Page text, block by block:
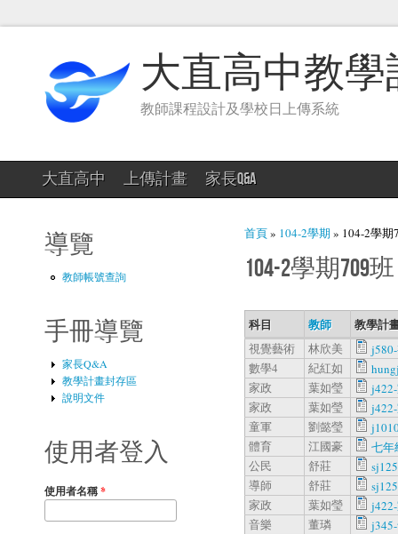
大直高中教
教師課程設計及學校日上傳系統
大直高中 上傳計畫 家長Q&A
導覽
教師帳號查詢
手冊導覽
家長Q&A
教學計畫封存區
說明文件
使用者登入
使用者名稱*
您在這裡
首頁» 104-2學期 » 104-2學期
104-2學期709班
科目 教師 教學計
視覺藝術 林欣美
數學4
紀紅如
家政
葉如瑩
家政
葉如瑩
童軍
劉懿瑩
體育
江國豪
七年
公民
舒莊
導師
舒莊
家政
葉如瑩
音樂
董璘